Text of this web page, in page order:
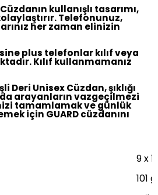
Cüzdanın kullanışlı tasarımı,
Telefonunuz,
her zaman elinizin
plus telefonlar kılıf veya
Kılıf kullanmamanız
Deri Unisex Cüzdan, şıklığı
arayanların vazgeçilmezi
tamamlamak ve günlük
için GUARD cüzdanını
9 x
101